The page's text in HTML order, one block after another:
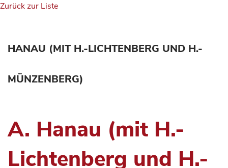
Zurück zur Liste
HANAU (MIT H.-LICHTENBERG UND H.-
MÜNZENBERG)
A. Hanau (mit H.-
Lichtenberg und H.-